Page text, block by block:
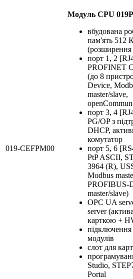
019-CEFPM00
Модуль CPU
вбудована
пам'ять 512
порт 1, 2
PROFINET
(до 8
Device,
master/slave,
порт 3, 4
PG/OP з
DHCP,
комутатор
порт 5, 6
PtP ASCII,
3964 (R),
Modbus
PROFIBUS-
master/slave)
OPC UA
server
карткою +
модулів
слот для
Studio,
Portal